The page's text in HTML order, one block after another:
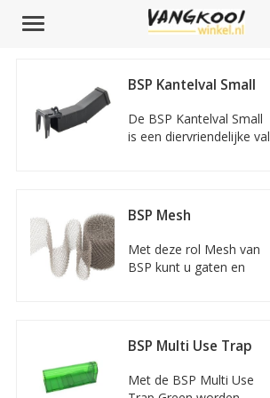
Toggle
Naam oplopend
BSP Kantelval Small
De BSP Kantelval Small
is een diervriendelijke val
van een lokmiddel.
BSP Mesh
Met deze rol Mesh van
BSP kunt u gaten en
Makkelijk op maat te
knippen.
BSP Multi Use Trap
Met de BSP Multi Use